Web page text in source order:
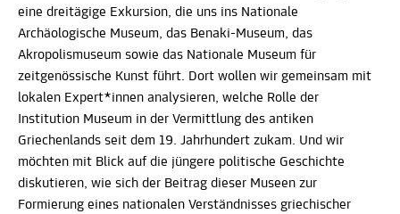
eine dreitägige Exkursion, die uns ins Nationale
Archäologische Museum, das Benaki-Museum, das
Akropolismuseum sowie das Nationale Museum für
zeitgenössische Kunst führt. Dort wollen wir gemeinsam mit
lokalen Expert*innen analysieren, welche Rolle der
Institution Museum in der Vermittlung des antiken
Griechenlands seit dem 19. Jahrhundert zukam. Und wir
möchten mit Blick auf die jüngere politische Geschichte
diskutieren, wie sich der Beitrag dieser Museen zur
Formierung eines nationalen Verständnisses griechischer